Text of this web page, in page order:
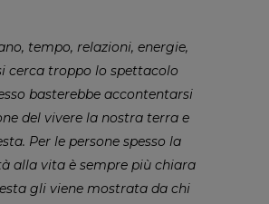
tempo, relazioni, energie,
cerca troppo lo spettacolo
basterebbe accontentarsi
del vivere la nostra terra e
Per le persone spesso la
alla vita è sempre più chiara
gli viene mostrata da chi